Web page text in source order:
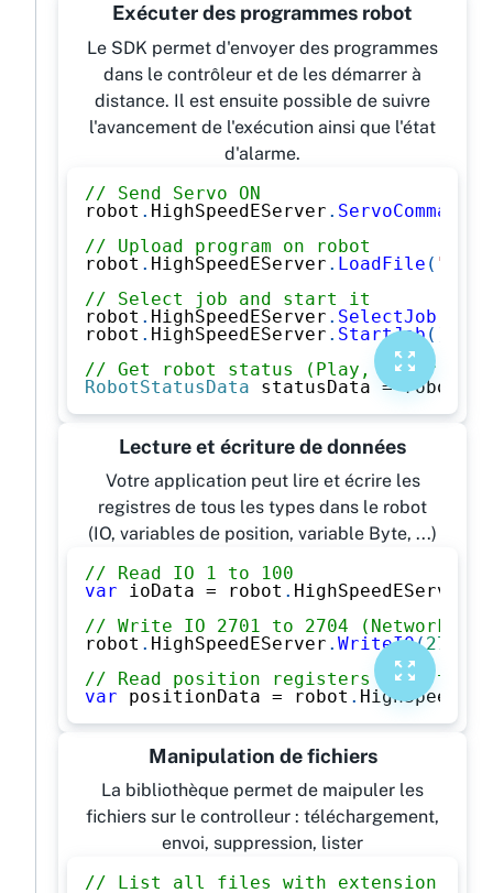
Exécuter des programmes robot
Le SDK permet d'envoyer des programmes
dans le contrôleur et de les démarrer à
distance. Il est ensuite possible de suivre
l'avancement de l'exécution ainsi que l'état
d'alarme.
// Send Servo ON
robot . HighSpeedEServer . ServoCommand
// Upload program on robot
robot . HighSpeedEServer . LoadFile (
// Select job and start it
robot . HighSpeedEServer . SelectJob
robot . HighSpeedEServer . StartJob(
// Get robot status (Play, Error,
RobotStatusData statusData = robot
Lecture et écriture de données
Votre application peut lire et écrire les
registres de tous les types dans le robot
(IO, variables de position, variable Byte, ...)
// Read IO 1 to 100
var ioData = robot . HighSpeedEServer
// Write IO 2701 to 2704 (Network
robot . HighSpeedEServer . WriteIO(2701
// Read position registers P[1] to
var positionData = robot .
Manipulation de fichiers
La bibliothèque permet de maipuler les
fichiers sur le controlleur : téléchargement,
envoi, suppression, lister
// List all files with extension .JBI